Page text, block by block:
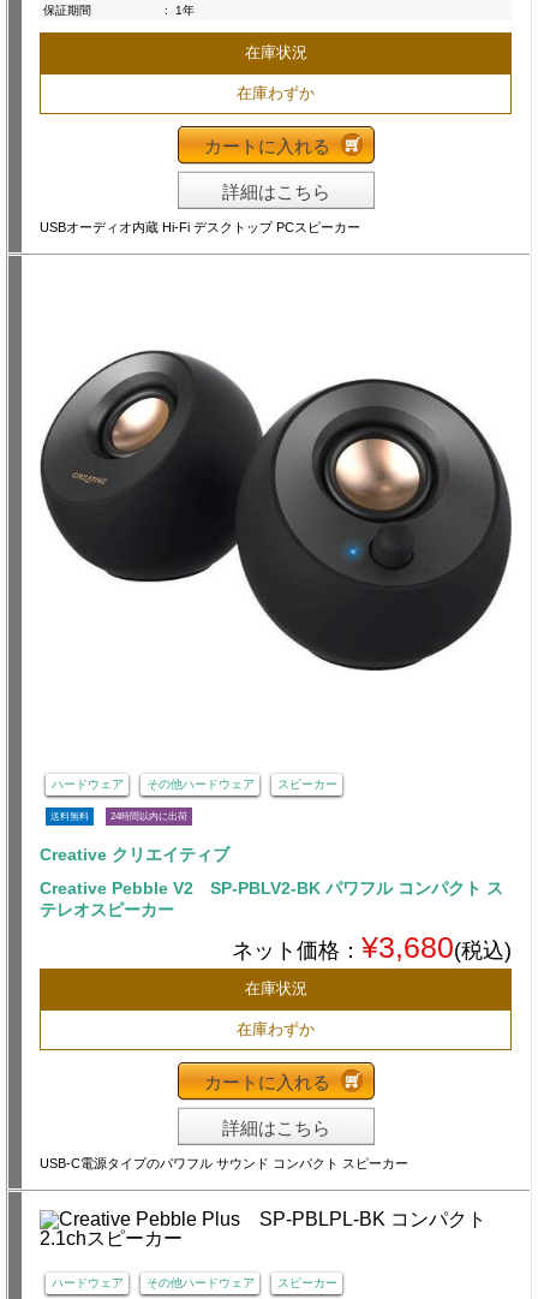
保証期間
: 1年
在庫状況
在庫わずか
カートに入れる
詳細はこちら
USBオーディオ内蔵 Hi-Fi デスクトップ PCスピーカー
ハードウェア その他ハードウェア スピーカー
送料無料 24時間以内に出荷
Creative クリエイティブ
Creative Pebble V2 SP-PBLV2-BK パワフル コンパクト ス
テレオスピーカー
ネット価格： ¥3,680(税込)
在庫状況
在庫わずか
カートに入れる
詳細はこちら
USB-C電源タイプのパワフル サウンド コンパクト スピーカー
ハードウェア その他ハードウェア スピーカー